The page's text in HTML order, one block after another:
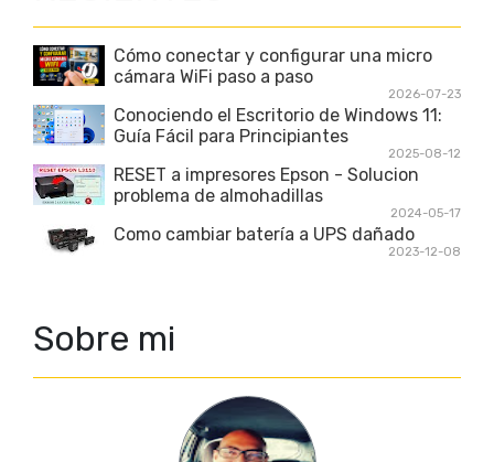
Cómo conectar y configurar una micro
cámara WiFi paso a paso
2026-07-23
Conociendo el Escritorio de Windows 11:
Guía Fácil para Principiantes
2025-08-12
RESET a impresores Epson - Solucion
problema de almohadillas
2024-05-17
Como cambiar batería a UPS dañado
2023-12-08
Sobre mi